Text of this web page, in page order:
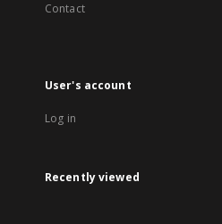
Contact
User's account
Log in
Recently viewed